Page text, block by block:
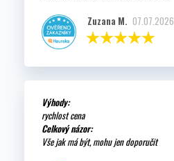
Zuzana M. 07.07.2026
Výhody:
rychlost cena
Celkový názor:
Vše jak má být, mohu jen doporučit